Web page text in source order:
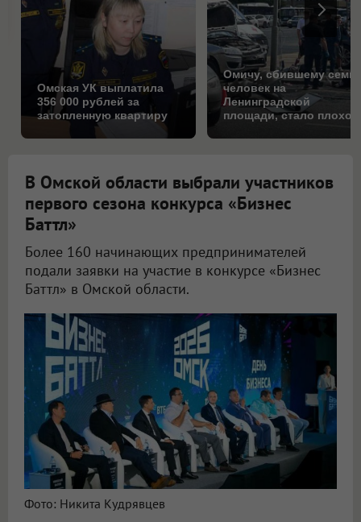
Омская УК выплатила
356 000 рублей за
затопленную квартиру
Омичу, сбившему семь
человек на
Ленинградской
площади, стало плохо
В Омской области выбрали участников
первого сезона конкурса «Бизнес
Баттл»
Более 160 начинающих предпринимателей
подали заявки на участие в конкурсе «Бизнес
Баттл» в Омской области.
Фото: Никита Кудрявцев